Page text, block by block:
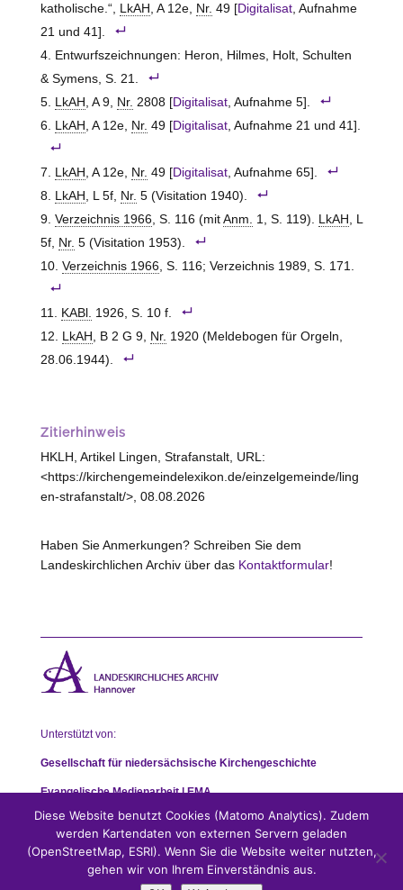
katholische.“, LkAH , A 12e, Nr. 49 [Digitalisat, Aufnahme
21 und 41].
Entwurfszeichnungen: Heron, Hilmes, Holt, Schulten
& Symens, S. 21.
LkAH , A 9, Nr. 2808 [Digitalisat, Aufnahme 5].
LkAH , A 12e, Nr. 49 [Digitalisat, Aufnahme 21 und 41].
LkAH , A 12e, Nr. 49 [Digitalisat, Aufnahme 65].
LkAH , L 5f, Nr. 5 (Visitation 1940).
Verzeichnis 1966, S. 116 (mit Anm. 1, S. 119). LkAH , L
5f, Nr. 5 (Visitation 1953).
Verzeichnis 1966, S. 116; Verzeichnis 1989, S. 171.
KABl. 1926, S. 10 f.
LkAH , B 2 G 9, Nr. 1920 (Meldebogen für Orgeln,
28.06.1944).
Zitierhinweis
HKLH, Artikel Lingen, Strafanstalt, URL:
<https://kirchengemeindelexikon.de/einzelgemeinde/ling
en-strafanstalt/>, 08.08.2026
Haben Sie Anmerkungen? Schreiben Sie dem
Landeskirchlichen Archiv über das Kontaktformular!
Unterstützt von:
Gesellschaft für niedersächsische Kirchengeschichte
Evangelische Medienarbeit | EMA
Diese Website benutzt Cookies (Matomo Analytics). Zudem
werden Kartendaten von externen Servern geladen
(OpenStreetMap, ESRI). Wenn Sie die Website weiter nutzten,
gehen wir von Ihrem Einverständnis aus.